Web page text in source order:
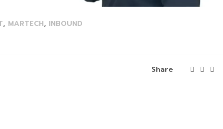
, MARTECH, INBOUND
Share